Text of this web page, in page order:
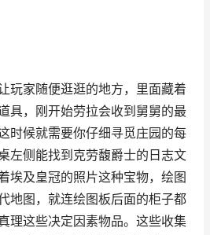
玩家随便逛逛的地方，里面藏着
具，刚开始劳拉会收到舅舅的最
时候就需要你仔细寻觅庄园的每
左侧能找到克劳馥爵士的日志文
埃及皇冠的照片这种宝物，绘图
地图，就连绘图板后面的柜子都
理这些决定因素物品。这些收集